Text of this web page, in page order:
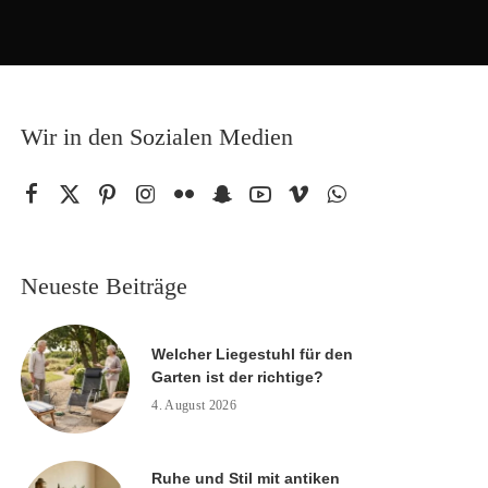
Wir in den Sozialen Medien
Neueste Beiträge
Welcher Liegestuhl für den
Garten ist der richtige?
4. August 2026
Ruhe und Stil mit antiken